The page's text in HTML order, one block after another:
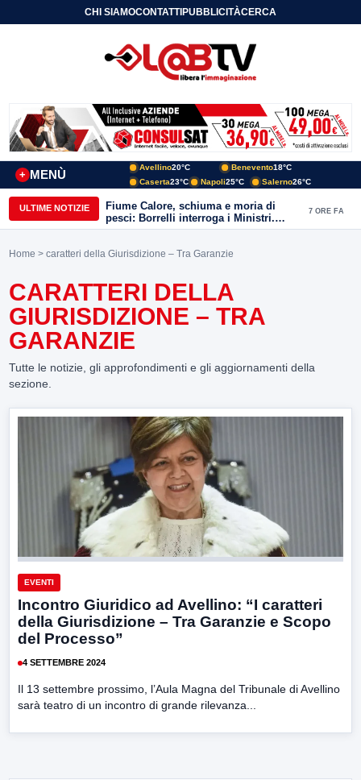
CHI SIAMOCONTATTIPUBBLICITÀCERCA
MENÙ
+
Avellino20°C Benevento18°C
Caserta23°C Napoli25°C Salerno26°C
ULTIME NOTIZIE
Fiume Calore, schiuma e moria di
pesci: Borrelli interroga i Ministri.
“Benevento paga l’assenza del
7 ORE FA
Home > caratteri della Giurisdizione – Tra Garanzie
CARATTERI DELLA
GIURISDIZIONE – TRA
GARANZIE
Tutte le notizie, gli approfondimenti e gli aggiornamenti della
sezione.
EVENTI
Incontro Giuridico ad Avellino: “I caratteri
della Giurisdizione – Tra Garanzie e Scopo
del Processo”
4 SETTEMBRE 2024
Il 13 settembre prossimo, l’Aula Magna del Tribunale di Avellino
sarà teatro di un incontro di grande rilevanza...